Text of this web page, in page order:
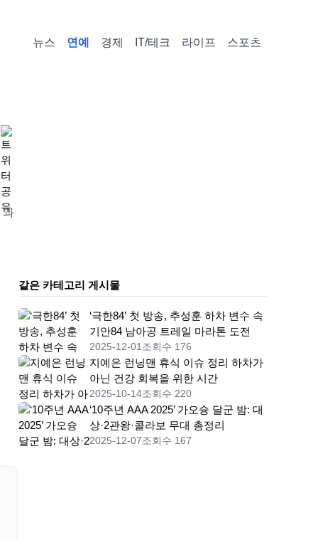
뉴스 연예 경제 IT/테크 라이프 스포츠
과
같은 카테고리 게시물
‘극한84’ 첫 방송, 추성훈 하차 변수 속
기안84 남아공 트레일 마라톤 도전
2025-12-01조회수 176
지예은 런닝맨 휴식 이슈 정리 하차가
아닌 건강 회복을 위한 시간
2025-10-14조회수 220
‘10주년 AAA 2025’ 가오슝 달군 밤: 대
상·2관왕·콜라보 무대 총정리
2025-12-07조회수 167